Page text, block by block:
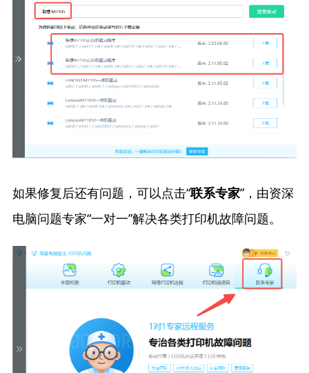
如果修复后还有问题，可以点击“联系专家”，由资深
电脑问题专家“一对一”解决各类打印机故障问题。